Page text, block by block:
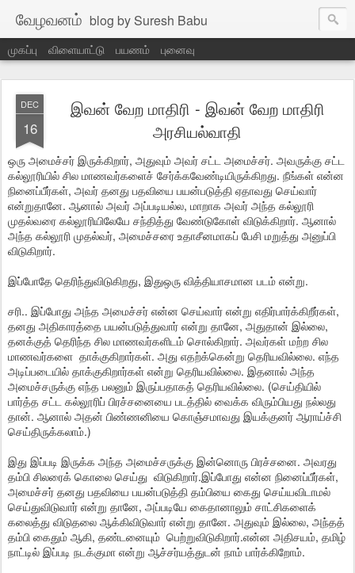
வேழவனம் blog by Suresh Babu
முகப்பு விளையாட்டு பயணம் புனைவு
DEC
16
இவன் வேற மாதிரி - இவன் வேற மாதிரி
அரசியல்வாதி
ஒரு அமைச்சர் இருக்கிறார், அதுவும் அவர் சட்ட அமைச்சர். அவருக்கு சட்ட
கல்லூரியில் சில மாணவர்களைச் சேர்க்கவேண்டியிருக்கிறது. நீங்கள் என்ன
நினைப்பீர்கள், அவர் தனது பதவியை பயன்படுத்தி ஏதாவது செய்வார்
என்றுதானே. ஆனால் அவர் அப்படியல்ல, மாறாக அவர் அந்த கல்லூரி
முதல்வரை கல்லூரியிலேயே சந்தித்து வேண்டுகோள் விடுக்கிறார். ஆனால்
அந்த கல்லூரி முதல்வர், அமைச்சரை உதாசீனமாகப் பேசி மறுத்து அனுப்பி
விடுகிறார்.
இப்போதே தெரிந்துவிடுகிறது, இதுஒரு வித்தியாசமான படம் என்று.
சரி.. இப்போது அந்த அமைச்சர் என்ன செய்வார் என்று எதிர்பார்க்கிறீர்கள்,
தனது அதிகாரத்தை பயன்படுத்துவார் என்று தானே, அதுதான் இல்லை,
தனக்குத் தெரிந்த சில மாணவர்களிடம் சொல்கிறார். அவர்கள் மற்ற சில
மாணவர்களை தாக்குகிறார்கள். அது எதற்க்கென்று தெரியவில்லை. எந்த
அடிப்படையில் தாக்குகிறார்கள் என்று தெரியவில்லை. இதனால் அந்த
அமைச்சருக்கு எந்த பலனும் இருப்பதாகத் தெரியவில்லை. (செய்தியில்
பார்த்த சட்ட கல்லூரிப் பிரச்சனையை படத்தில் வைக்க விரும்பியது நல்லது
தான். ஆனால் அதன் பிண்ணனியை கொஞ்சமாவது இயக்குனர் ஆராய்ச்சி
செய்திருக்கலாம்.)
இது இப்படி இருக்க அந்த அமைச்சருக்கு இன்னொரு பிரச்சனை. அவரது
தம்பி சிலரைக் கொலை செய்து விடுகிறார்.இப்போது என்ன நினைப்பீர்கள்,
அமைச்சர் தனது பதவியை பயன்படுத்தி தம்பியை கைது செய்யவிடாமல்
செய்துவிடுவார் என்று தானே, அப்படியே கைதானாலும் சாட்சிகளைக்
கலைத்து விடுதலை ஆக்கிவிடுவார் என்று தானே. அதுவும் இல்லை, அந்தத்
தம்பி கைதும் ஆகி, தண்டனையும் பெற்றுவிடுகிறார்.என்ன அதிசயம், தமிழ்
நாட்டில் இப்படி நடக்குமா என்று ஆச்சர்யத்துடன் நாம் பார்க்கிறோம்.